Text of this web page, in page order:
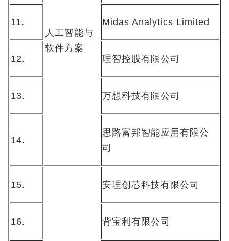
人工智能与
软件方案
11. Midas Analytics Limited
12. 理智控股有限公司
13. 万想科技有限公司
14.
思路富邦智能应用有限公
司
15. 安理创芯科技有限公司
16. 背宝利有限公司